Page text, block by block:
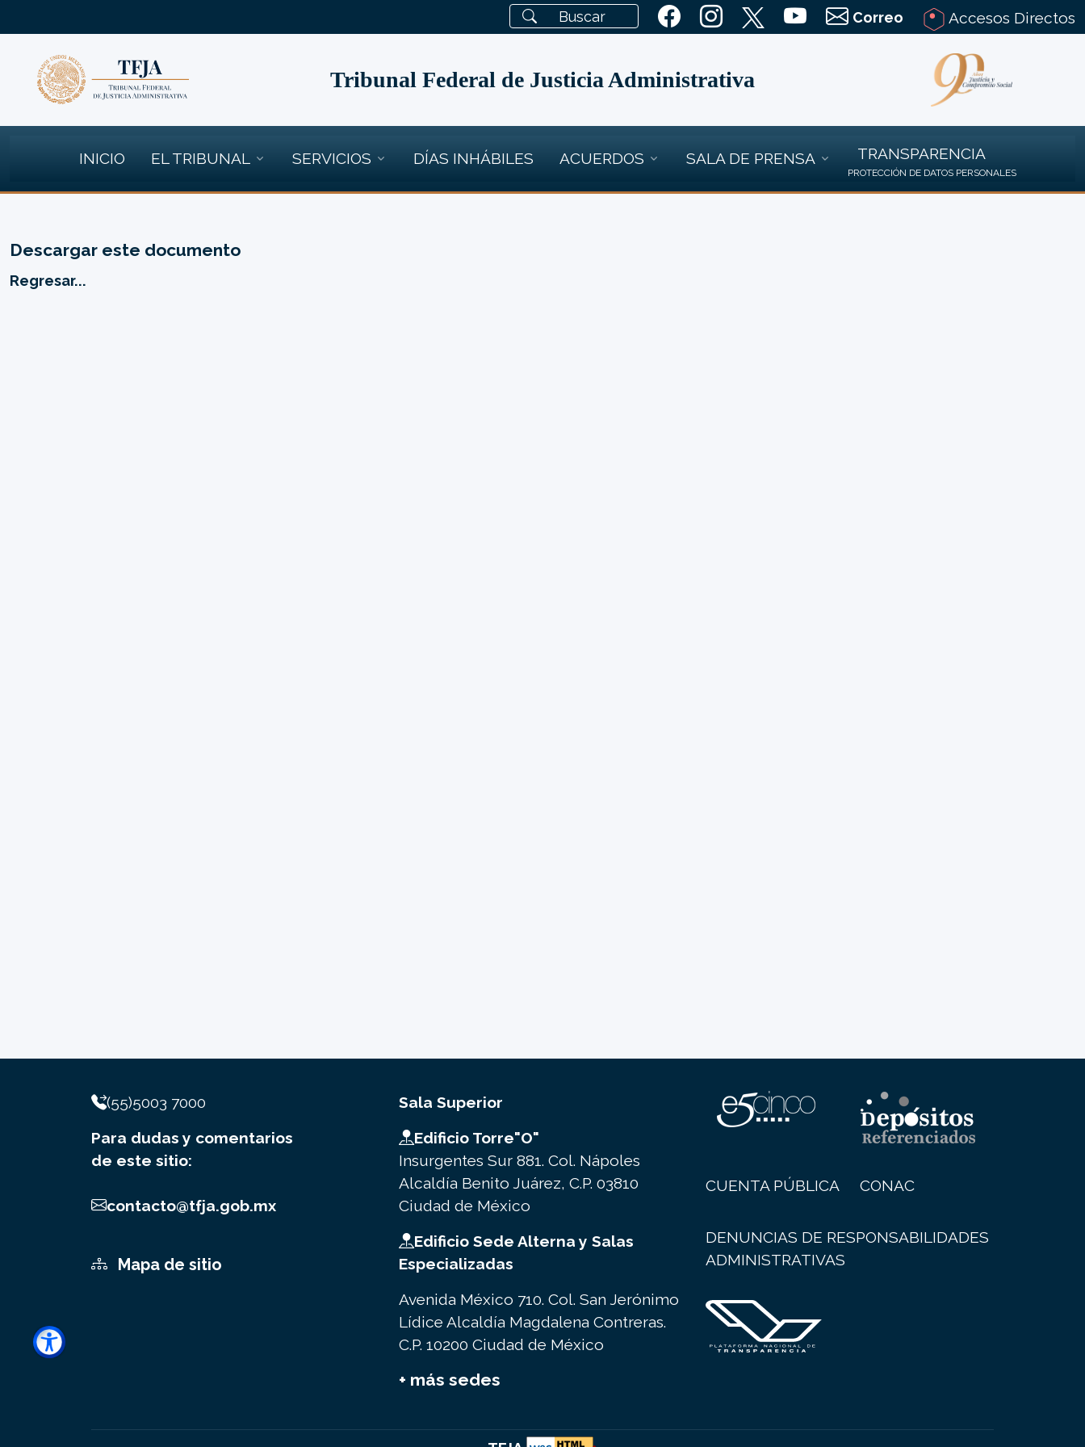
Correo Accesos Directos
Tribunal Federal de Justicia Administrativa
INICIO EL TRIBUNAL SERVICIOS DÍAS INHÁBILES ACUERDOS SALA DE PRENSA TRANSPARENCIA
PROTECCIÓN DE DATOS PERSONALES
Descargar este documento
Regresar...
(55)5003 7000
Para dudas y comentarios
de este sitio:
contacto@tfja.gob.mx
Mapa de sitio
Sala Superior
Edificio Torre"O"
Insurgentes Sur 881. Col. Nápoles
Alcaldía Benito Juárez, C.P. 03810
Ciudad de México
Edificio Sede Alterna y Salas
Especializadas
Avenida México 710. Col. San Jerónimo
Lídice Alcaldía Magdalena Contreras.
C.P. 10200 Ciudad de México
+ más sedes
CUENTA PÚBLICA CONAC
DENUNCIAS DE RESPONSABILIDADES
ADMINISTRATIVAS